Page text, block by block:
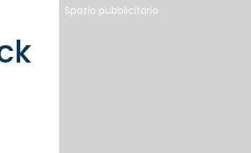
Spazio pubblicitario